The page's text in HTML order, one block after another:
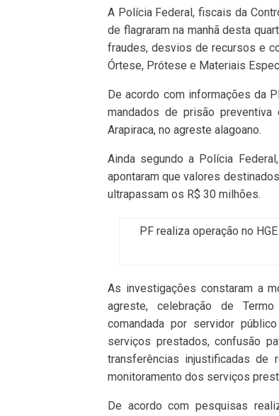
A Polícia Federal, fiscais da
de flagraram na manhã desta
fraudes, desvios de recursos e
Órtese, Prótese e Materiais
De acordo com informações da
mandados de prisão
Arapiraca, no agreste alagoano.
Ainda segundo a Polícia
apontaram que valores
ultrapassam os R$ 30 milhões.
PF realiza operação no
As investigações constaram a
agreste, celebração de
comandada por servidor
serviços prestados, confusão
transferências injustificadas de
monitoramento dos serviços
De acordo com pesquisas